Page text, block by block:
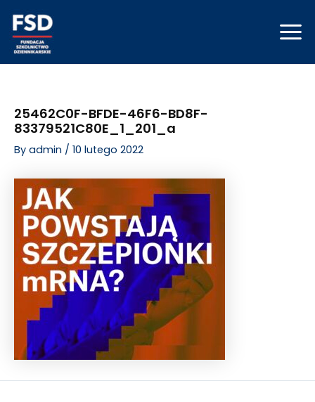
content
25462C0F-BFDE-46F6-BD8F-
83379521C80E_1_201_a
By admin / 10 lutego 2022
navigation